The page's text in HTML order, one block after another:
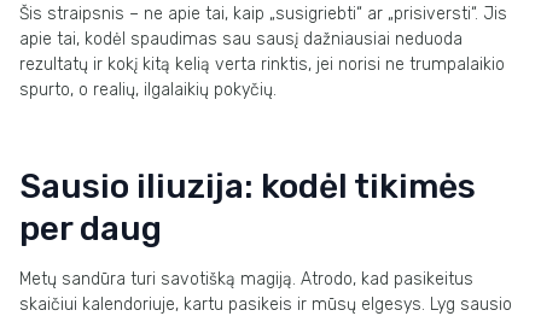
Šis straipsnis – ne apie tai, kaip „susigriebti“ ar „prisiversti“. Jis
apie tai, kodėl spaudimas sau sausį dažniausiai neduoda
rezultatų ir kokį kitą kelią verta rinktis, jei norisi ne trumpalaikio
spurto, o realių, ilgalaikių pokyčių.
Sausio iliuzija: kodėl tikimės
per daug
Metų sandūra turi savotišką magiją. Atrodo, kad pasikeitus
skaičiui kalendoriuje, kartu pasikeis ir mūsų elgesys. Lyg sausio